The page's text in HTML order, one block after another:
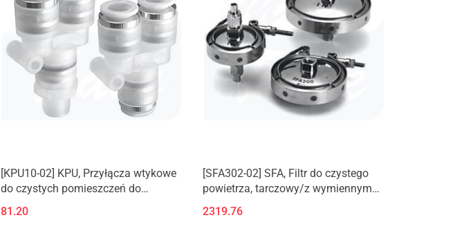
[KPU10-02] KPU, Przyłącza wtykowe
do czystych pomieszczeń do
rozgałęźne typu Y z gwintem zew
81.20
[SFA302-02] SFA, Filtr do czystego
powietrza, tarczowy/z wymiennym
2319.76